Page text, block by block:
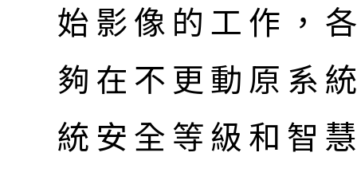
始影像的工作，
夠在不更動原系
統安全等級和智